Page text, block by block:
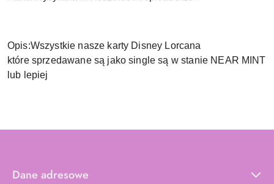
Opis:Wszystkie nasze karty Disney Lorcana
które sprzedawane są jako single są w stanie NEAR MINT
lub lepiej
Dane adresowe